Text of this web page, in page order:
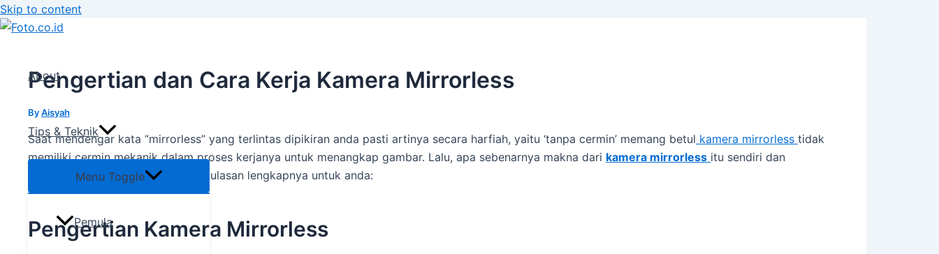
Skip to content
About
Tips & Teknik
Menu Toggle
Pemula
Pengertian dan Cara Kerja Kamera Mirrorless
ByAisyah
Saat mendengar kata “mirrorless” yang terlintas dipikiran anda pasti artinya secara harfiah, yaitu ‘tanpa cermin’ memang betul kamera mirrorless tidak
memiliki cermin mekanik dalam proses kerjanya untuk menangkap gambar. Lalu, apa sebenarnya makna dari kamera mirrorless itu sendiri dan
bagaimana cara kerjanya? Berikut ulasan lengkapnya untuk anda:
Pengertian Kamera Mirrorless